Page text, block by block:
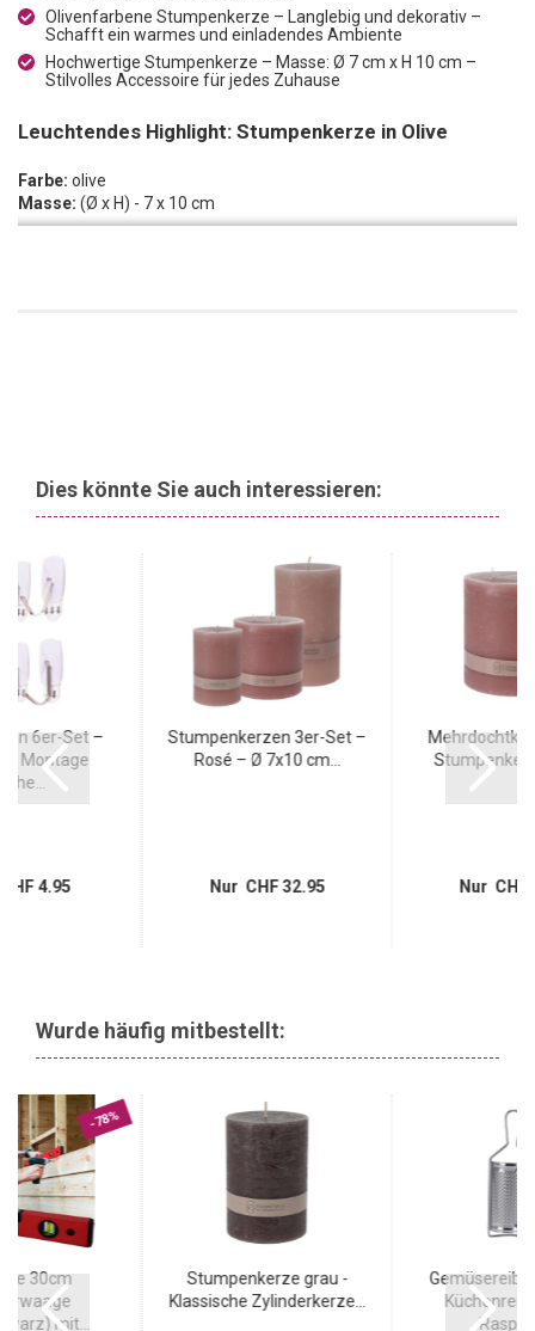
Olivenfarbene Stumpenkerze – Langlebig und dekorativ –
Schafft ein warmes und einladendes Ambiente
Hochwertige Stumpenkerze – Masse: Ø 7 cm x H 10 cm –
Stilvolles Accessoire für jedes Zuhause
Leuchtendes Highlight: Stumpenkerze in Olive
Farbe: olive
Masse: (Ø x H) - 7 x 10 cm
Dies könnte Sie auch interessieren:
6er-Set –
Montage
4.95
Stumpenkerzen 3er-Set –
Rosé – Ø 7x10 cm...
Nur CHF 32.95 Nur CHF
Wurde häufig mitbestellt:
-78%
30cm
mit...
Stumpenkerze grau -
Klassische Zylinderkerze...
Gemüsereibe